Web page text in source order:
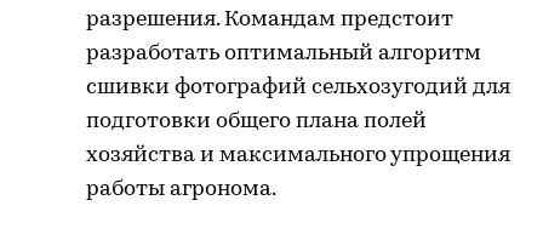
разрешения. Командам предстоит
разработать оптимальный алгоритм
сшивки фотографий сельхозугодий для
подготовки общего плана полей
хозяйства и максимального упрощения
работы агронома.